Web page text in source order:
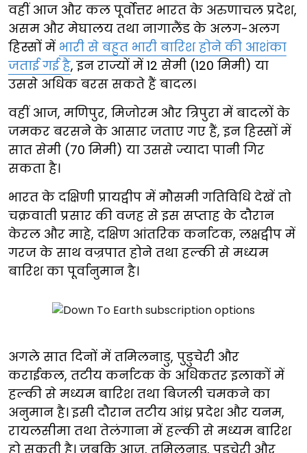
वहीं आज और कल पूर्वोत्तर भारत के अरुणाचल प्रदेश,
असम और मेघालय तथा नागालैंड के अलग-अलग
हिस्सों में भारी से बहुत भारी बारिश होने की आशंका
जताई गई है, इन राज्यों में 12 सेमी (120 मिमी) या
उससे अधिक बरस सकते हैं बादल।
वहीं आज, मणिपुर, मिजोरम और त्रिपुरा में बादलों के
जमकर बरसने के आसार जताए गए हैं, इन हिस्सों में
सात सेमी (70 मिमी) या उससे ज्यादा पानी गिर
सकता है।
भारत के दक्षिणी प्रायद्वीप में मौसमी गतिविधि देखें तो
चक्रवाती प्रसार की वजह से इस सप्ताह के दौरान
केरल और माहे, दक्षिण आंतरिक कर्नाटक, लक्षद्वीप में
गरज के साथ वज्रपात होने तथा हल्की से मध्यम
बारिश का पूर्वानुमान है।
अगले सात दिनों में तमिलनाडु, पुडुचेरी और
कराईकल, तटीय कर्नाटक के अधिकतर इलाकों में
हल्की से मध्यम बारिश तथा बिजली चमकने का
अनुमान है। इसी दौरान तटीय आंध्र प्रदेश और यनम,
रायलसीमा तथा तेलंगाना में हल्की से मध्यम बारिश
हो सकती है। जबकि आज, तमिलनाडु, पुडुचेरी और